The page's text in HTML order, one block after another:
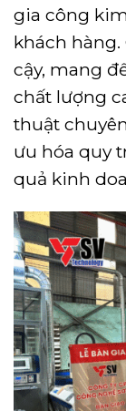
gia công
khách
cậy, mang
chất lượng
thuật
ưu hóa quy
quả kinh